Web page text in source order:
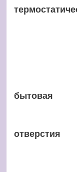
бытовая
отверстия